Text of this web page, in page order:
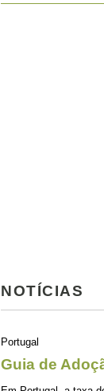
NOTÍCIAS
Portugal
Guia de